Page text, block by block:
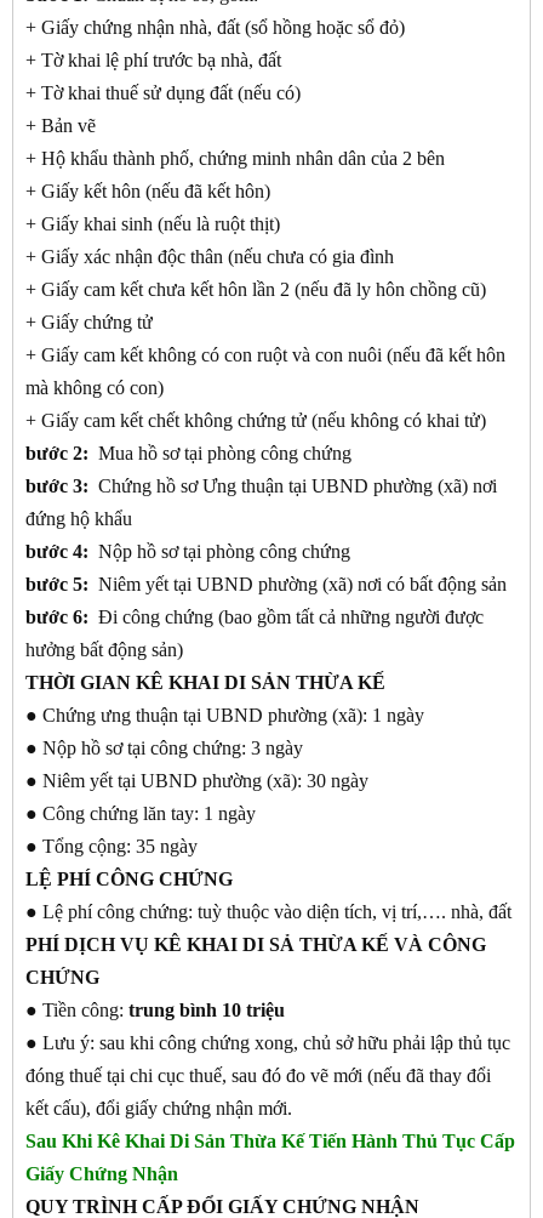
+ Giấy chứng nhận nhà, đất (sổ hồng hoặc sổ đỏ)
+ Tờ khai lệ phí trước bạ nhà, đất
+ Tờ khai thuế sử dụng đất (nếu có)
+ Bản vẽ
+ Hộ khẩu thành phố, chứng minh nhân dân của 2 bên
+ Giấy kết hôn (nếu đã kết hôn)
+ Giấy khai sinh (nếu là ruột thịt)
+ Giấy xác nhận độc thân (nếu chưa có gia đình
+ Giấy cam kết chưa kết hôn lần 2 (nếu đã ly hôn chồng cũ)
+ Giấy chứng tử
+ Giấy cam kết không có con ruột và con nuôi (nếu đã kết hôn
mà không có con)
+ Giấy cam kết chết không chứng tử (nếu không có khai tử)
bước 2: Mua hồ sơ tại phòng công chứng
bước 3: Chứng hồ sơ Ưng thuận tại UBND phường (xã) nơi
đứng hộ khẩu
bước 4: Nộp hồ sơ tại phòng công chứng
bước 5: Niêm yết tại UBND phường (xã) nơi có bất động sản
bước 6: Đi công chứng (bao gồm tất cả những người được
hưởng bất động sản)
THỜI GIAN KÊ KHAI DI SẢN THỪA KẾ
● Chứng ưng thuận tại UBND phường (xã): 1 ngày
● Nộp hồ sơ tại công chứng: 3 ngày
● Niêm yết tại UBND phường (xã): 30 ngày
● Công chứng lăn tay: 1 ngày
● Tổng cộng: 35 ngày
LỆ PHÍ CÔNG CHỨNG
● Lệ phí công chứng: tuỳ thuộc vào diện tích, vị trí,…. nhà, đất
PHÍ DỊCH VỤ KÊ KHAI DI SẢ THỪA KẾ VÀ CÔNG
CHỨNG
● Tiền công: trung bình 10 triệu
● Lưu ý: sau khi công chứng xong, chủ sở hữu phải lập thủ tục
đóng thuế tại chi cục thuế, sau đó đo vẽ mới (nếu đã thay đổi
kết cấu), đổi giấy chứng nhận mới.
Sau Khi Kê Khai Di Sản Thừa Kế Tiến Hành Thủ Tục Cấp
Giấy Chứng Nhận
QUY TRÌNH CẤP ĐỔI GIẤY CHỨNG NHẬN